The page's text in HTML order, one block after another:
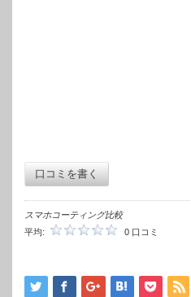
口コミを書く
スマホコーティング比較
平均:
0 口コミ